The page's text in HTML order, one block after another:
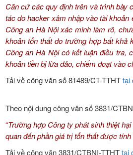
Căn cứ các quy định trên và trình bày
tác do hacker xâm nhập vào tài
Công an Hà Nội xác minh làm rõ,
khoản tổn thất do trường hợp bất
Công an Hà Nội có kết luận điều
khoản tiền bị lừa đảo, chiếm đoạt vào
Tải về công văn số 81489/CT-TTHTtại
Theo nội dung công văn số 3831/
“Trường hợp Công ty phát sinh thiệt
quan đến phần giá trị tổn thất được
Tải về công văn 3831/CTBNI-TTHTtại